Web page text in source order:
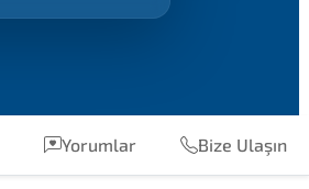
Yorumlar Bize Ulaşın